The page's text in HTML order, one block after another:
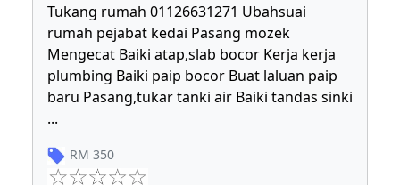
Tukang rumah 01126631271 Ubahsuai
rumah pejabat kedai Pasang mozek
Mengecat Baiki atap,slab bocor Kerja kerja
plumbing Baiki paip bocor Buat laluan paip
baru Pasang,tukar tanki air Baiki tandas sinki
...
RM 350